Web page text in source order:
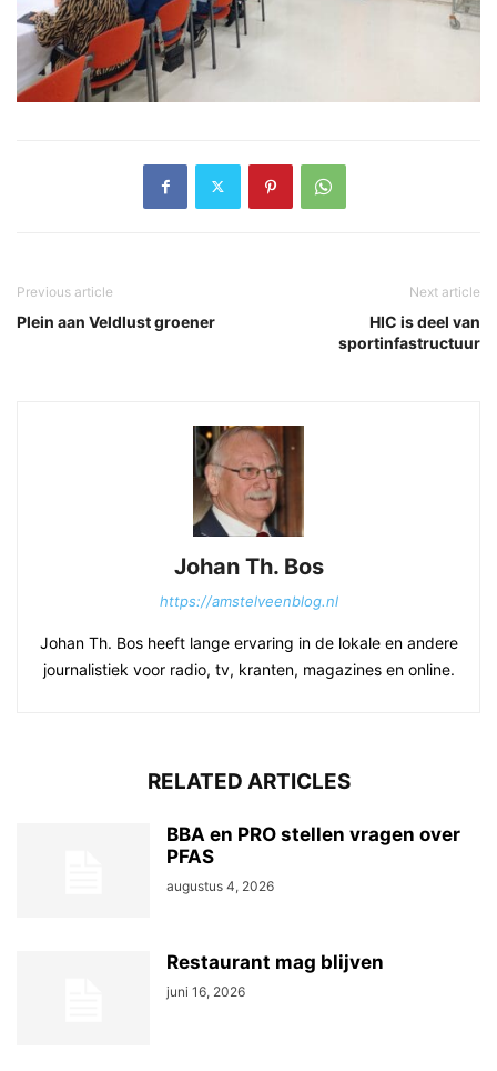
Previous article
Plein aan Veldlust groener
Next article
HIC is deel van
sportinfastructuur
Johan Th. Bos
https://amstelveenblog.nl
Johan Th. Bos heeft lange ervaring in de lokale en andere
journalistiek voor radio, tv, kranten, magazines en online.
RELATED ARTICLES
BBA en PRO stellen vragen over
PFAS
augustus 4, 2026
Restaurant mag blijven
juni 16, 2026